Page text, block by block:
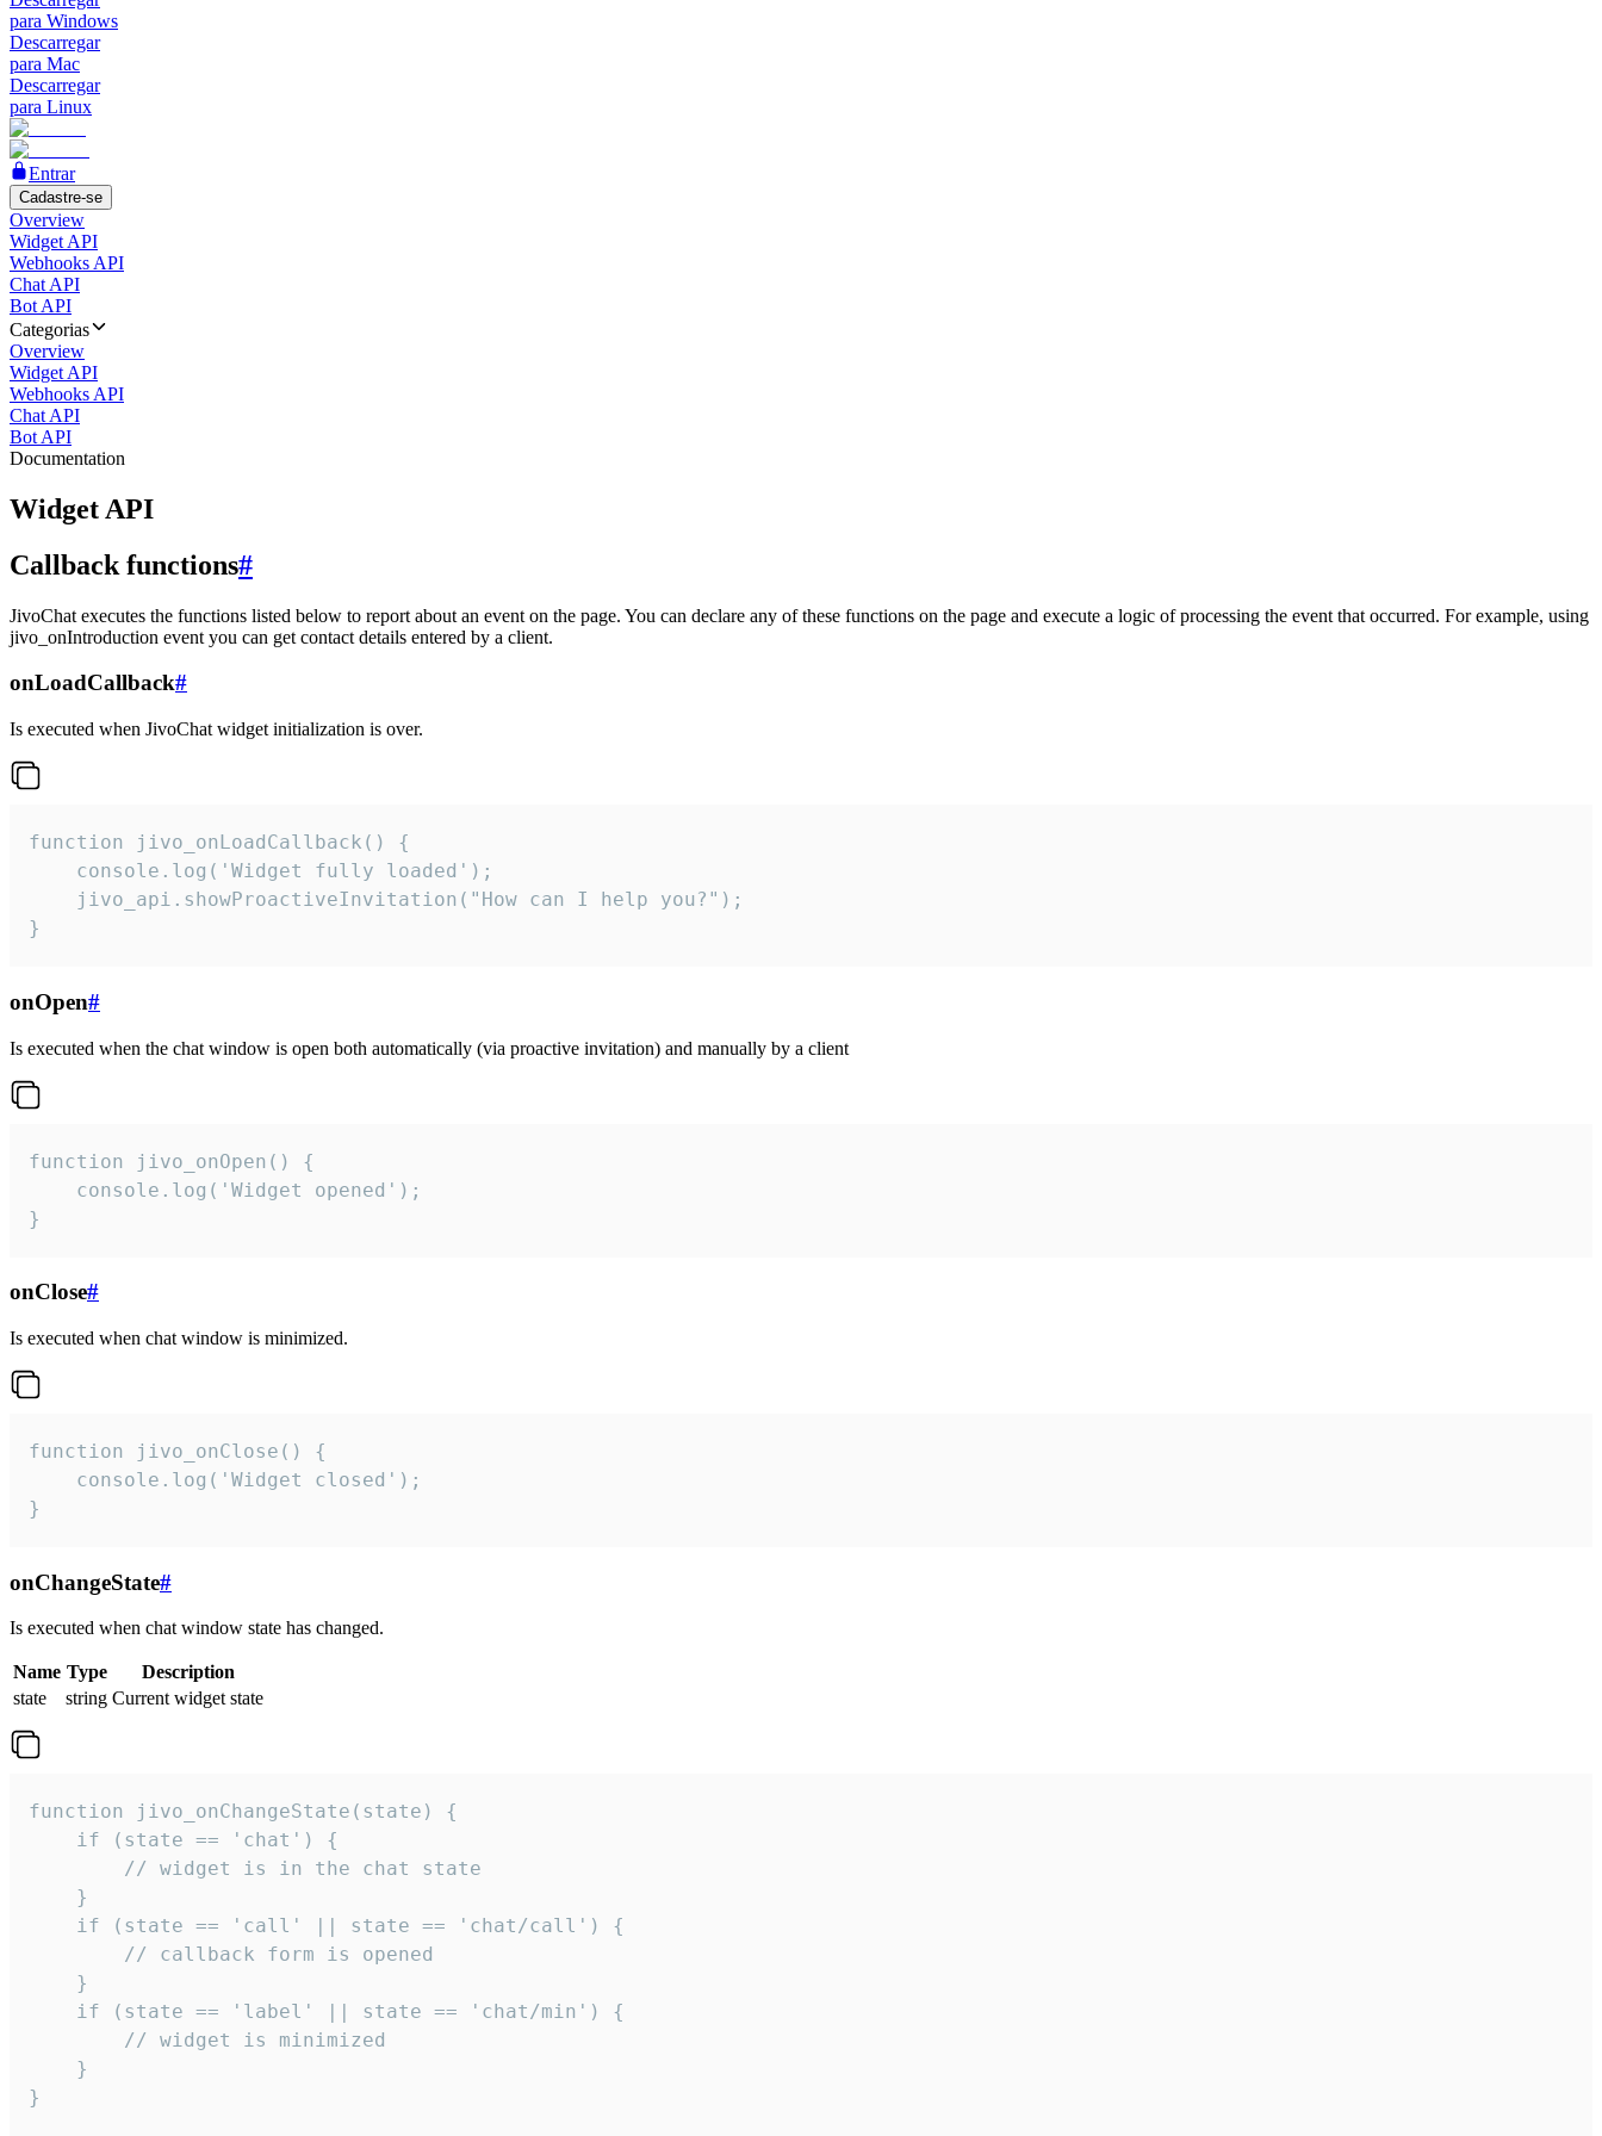
para Windows
Descarregar
para Mac
Descarregar
para Linux
Entrar
Cadastre-se
Overview
Widget API
Webhooks API
Chat API
Bot API
Categorias
Overview
Widget API
Webhooks API
Chat API
Bot API
Documentation
Widget API
Callback functions#
JivoChat executes the functions listed below to report about an event on the page. You can declare any of these functions on the page and execute a logic of processing the event that occurred. For example, using
jivo_onIntroduction event you can get contact details entered by a client.
onLoadCallback#
Is executed when JivoChat widget initialization is over.
function jivo_onLoadCallback() {
    console.log('Widget fully loaded');
    jivo_api.showProactiveInvitation("How can I help you?");
}
onOpen#
Is executed when the chat window is open both automatically (via proactive invitation) and manually by a client
function jivo_onOpen() {
    console.log('Widget opened');
}
onClose#
Is executed when chat window is minimized.
function jivo_onClose() {
    console.log('Widget closed');
}
onChangeState#
Is executed when chat window state has changed.
Name Type
Description
state
string Current widget state
function jivo_onChangeState(state) {
    if (state == 'chat') {
        // widget is in the chat state
    }
    if (state == 'call' || state == 'chat/call') {
        // callback form is opened
    }
    if (state == 'label' || state == 'chat/min') {
        // widget is minimized
    }
}